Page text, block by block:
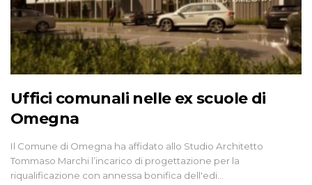
Uffici comunali nelle ex scuole di
Omegna
Il Comune di Omegna ha affidato allo Studio Architetto
Tommaso Marchi l’incarico di progettazione per la
riqualificazione con annessa bonifica dell'edi…